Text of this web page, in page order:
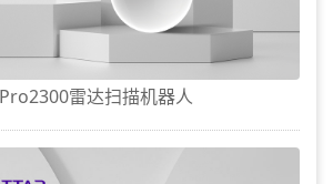
雷达扫描机器人